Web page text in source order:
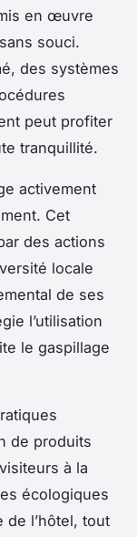
en œuvre
souci.
des systèmes
peut profiter
tranquillité.
activement
Cet
des actions
locale
de ses
l’utilisation
le gaspillage
de produits
à la
écologiques
l’hôtel, tout